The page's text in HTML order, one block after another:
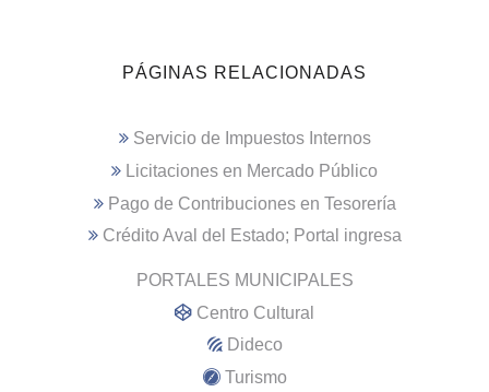
PÁGINAS RELACIONADAS
Servicio de Impuestos Internos
Licitaciones en Mercado Público
Pago de Contribuciones en Tesorería
Crédito Aval del Estado; Portal ingresa
PORTALES MUNICIPALES
Centro Cultural
Dideco
Turismo